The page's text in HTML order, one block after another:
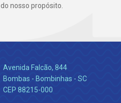
do nosso propósito.
Avenida Falcão, 844
Bombas - Bombinhas - SC
CEP 88215-000